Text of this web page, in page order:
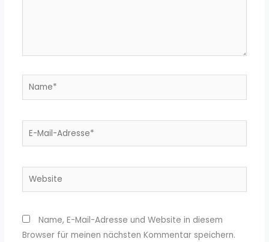
Name*
E-
Website
Name, E-Mail-Adresse und Website in diesem
Browser für meinen nächsten Kommentar speichern.